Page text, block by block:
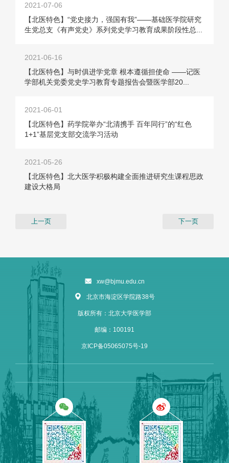
2021-07-06
【北医特色】“党史接力，强国有我”——基础医学院研究
生党总支《有声党史》系列党史学习教育成果阶段性总...
2021-06-16
【北医特色】与时俱进学党章 根本遵循担使命 ——记医
学部机关党委党史学习教育专题报告会暨医学部20...
2021-06-01
【北医特色】药学院举办“北清携手 百年同行”的“红色
1+1”基层党支部交流学习活动
2021-05-26
【北医特色】北大医学积极构建全面推进研究生课程思政
建设大格局
上一页 下一页
xw@bjmu.edu.cn
北京市海淀区学院路38号
版权所有：北京大学医学部
邮编：100191
京ICP备05065075号-19